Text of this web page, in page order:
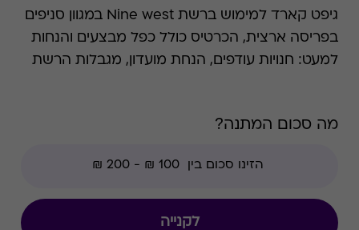
גיפט קארד למימוש ברשת Nine west במגוון סניפים
בפריסה ארצית, הכרטיס כולל כפל מבצעים והנחות
למעט: חנויות עודפים, הנחת מועדון, מגבלות הרשת
ההנעלה והאקססוריז לנשים שנוסד בניו יורק בשנת
הגלובוס. בשנת 1999 המותג הגיע לישראל וקבוצת
בפריסה ארצית רחבה. הרשת מתמחה במגוון רחב
מה סכום המתנה?
לקנייה